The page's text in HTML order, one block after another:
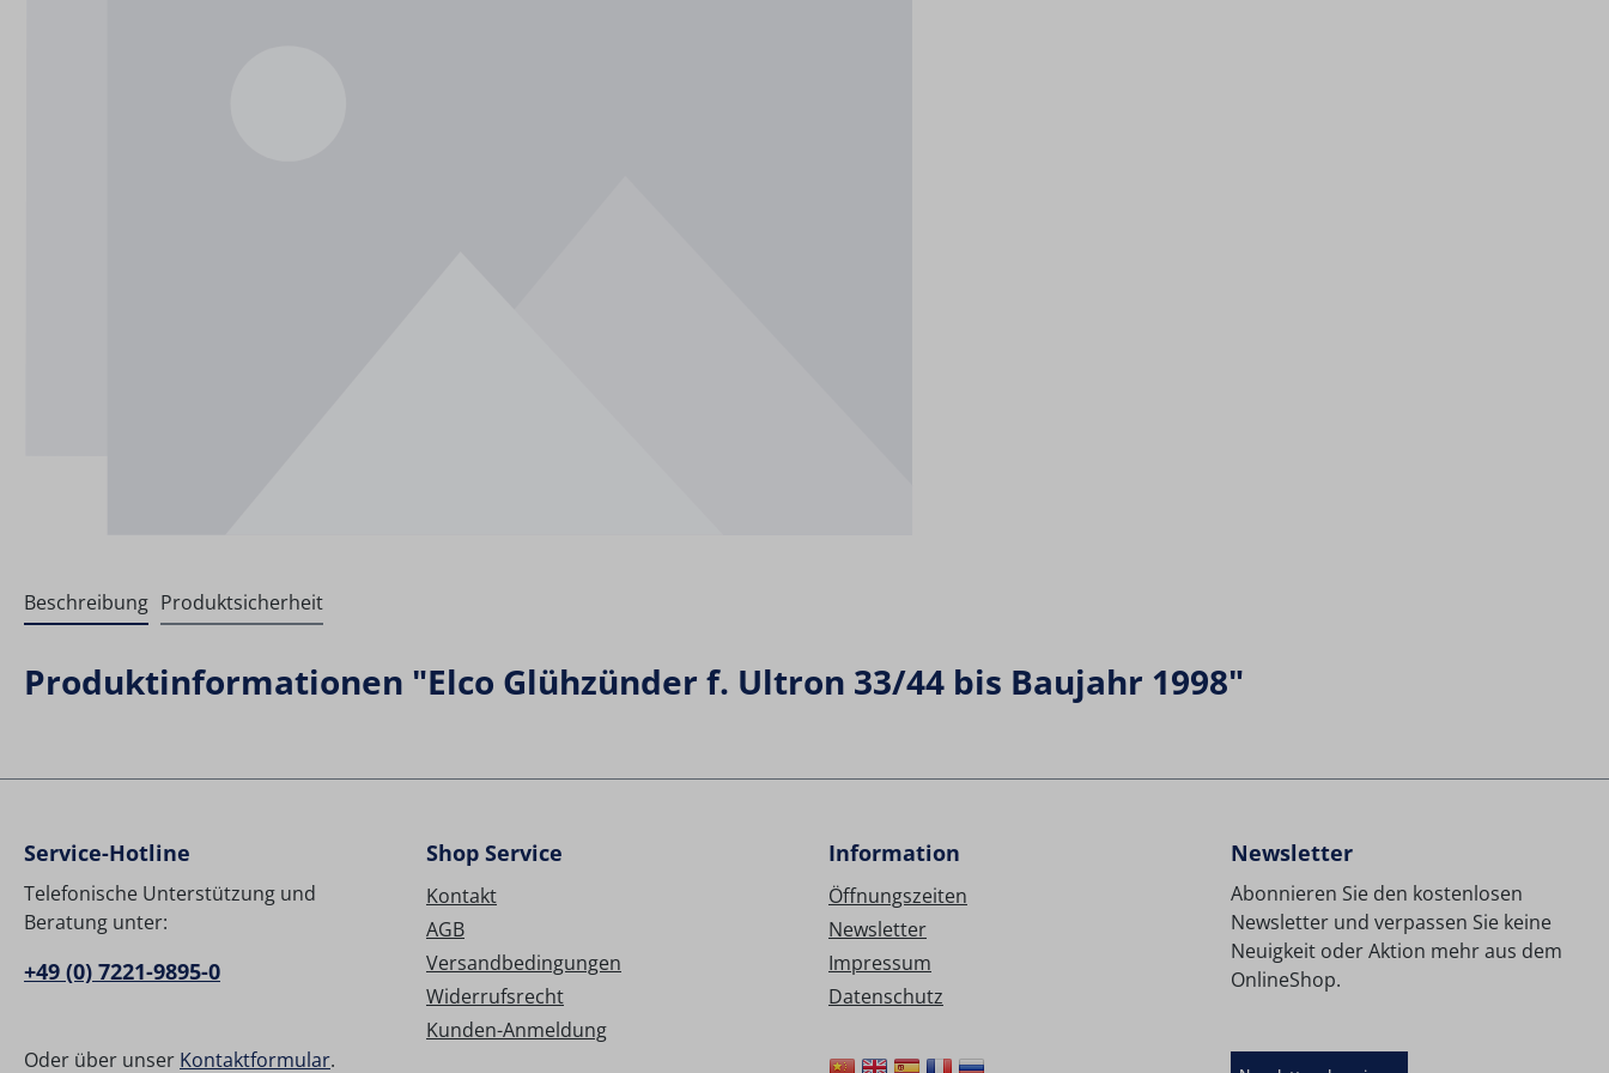
Beschreibung Produktsicherheit
Produktinformationen "Elco Glühzünder f. Ultron 33/44 bis Baujahr 1998"
Service-Hotline
Telefonische Unterstützung und
Beratung unter:
+49 (0) 7221-9895-0
Oder über unser Kontaktformular.
Shop Service
Kontakt
AGB
Versandbedingungen
Widerrufsrecht
Kunden-Anmeldung
Information
Öffnungszeiten
Newsletter
Impressum
Datenschutz
Newsletter
Abonnieren Sie den kostenlosen
Newsletter und verpassen Sie keine
Neuigkeit oder Aktion mehr aus dem
OnlineShop.